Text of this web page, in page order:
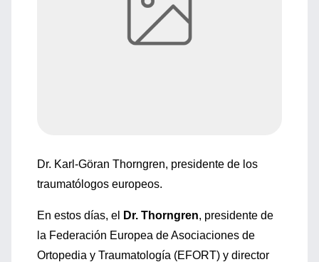
Dr. Karl-Göran Thorngren, presidente de los
traumatólogos europeos.
En estos días, el Dr. Thorngren, presidente de
la Federación Europea de Asociaciones de
Ortopedia y Traumatología (EFORT) y director